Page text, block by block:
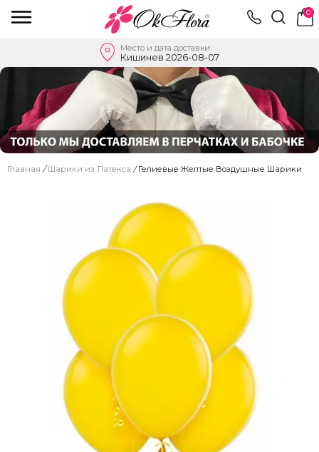
0
Место и дата доставки:
Кишинев 2026-08-07
Главная / Шарики из Латекса / Гелиевые Желтые Воздушные Шарики